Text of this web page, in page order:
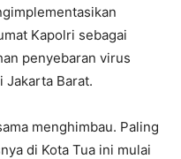
Kapolri sebagai
penyebaran virus
Jakarta Barat.
menghimbau. Paling
di Kota Tua ini mulai